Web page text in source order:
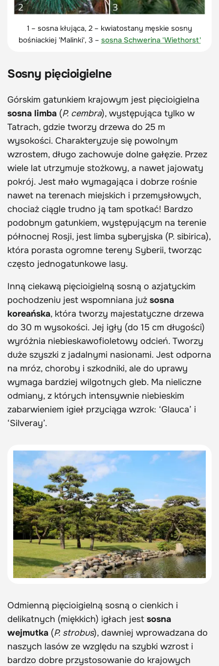
1 – sosna kłująca, 2 – kwiatostany męskie sosny
bośniackiej 'Malinki', 3 – sosna Schwerina 'Wiethorst'
Sosny pięcioigielne
Górskim gatunkiem krajowym jest pięcioigielna
sosna limba (P. cembra), występująca tylko w
Tatrach, gdzie tworzy drzewa do 25 m
wysokości. Charakteryzuje się powolnym
wzrostem, długo zachowuje dolne gałęzie. Przez
wiele lat utrzymuje stożkowy, a nawet jajowaty
pokrój. Jest mało wymagająca i dobrze rośnie
nawet na terenach miejskich i przemysłowych,
chociaż ciągle trudno ją tam spotkać! Bardzo
podobnym gatunkiem, występującym na terenie
północnej Rosji, jest limba syberyjska (P. sibirica),
która porasta ogromne tereny Syberii, tworząc
często jednogatunkowe lasy.
Inną ciekawą pięcioigielną sosną o azjatyckim
pochodzeniu jest wspomniana już sosna
koreańska, która tworzy majestatyczne drzewa
do 30 m wysokości. Jej igły (do 15 cm długości)
wyróżnia niebieskawofioletowy odcień. Tworzy
duże szyszki z jadalnymi nasionami. Jest odporna
na mróz, choroby i szkodniki, ale do uprawy
wymaga bardziej wilgotnych gleb. Ma nieliczne
odmiany, z których intensywnie niebieskim
zabarwieniem igieł przyciąga wzrok: ‘Glauca’ i
‘Silveray’.
Odmienną pięcioigielną sosną o cienkich i
delikatnych (miękkich) igłach jest sosna
wejmutka (P. strobus), dawniej wprowadzana do
naszych lasów ze względu na szybki wzrost i
bardzo dobre przystosowanie do krajowych